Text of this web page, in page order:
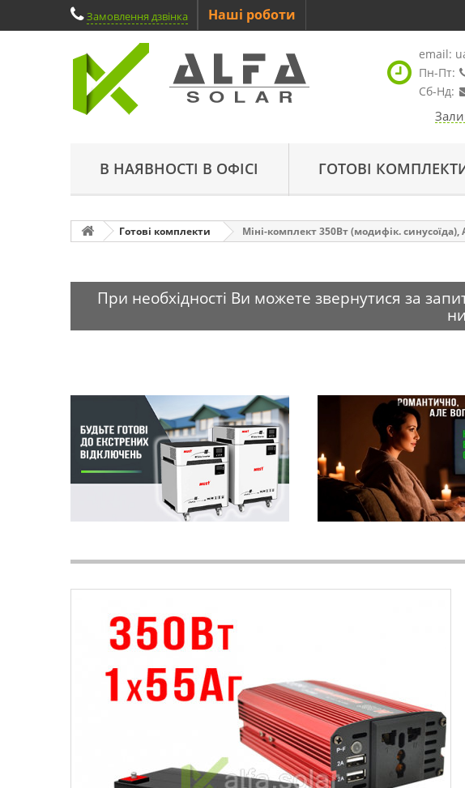
Замовлення дзвінка Наші роботи
email:
Пн-Пт:
Сб-Нд:
В НАЯВНОСТІ В ОФІСІ ГОТОВІ
Готові комплекти Міні-комплект 350Вт (модифік. синусоїда),
При необхідності Ви можете звернутися за